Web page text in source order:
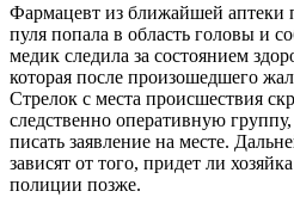
Фармацевт из ближайшей аптеки
пуля попала в область головы и
медик следила за состоянием
которая после произошедшего
Стрелок с места происшествия
следственно оперативную
писать заявление на месте.
зависят от того, придет ли
полиции позже.